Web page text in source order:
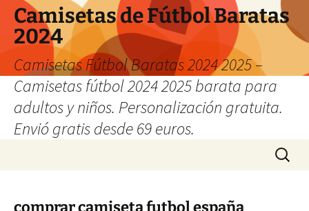
Camisetas de Fútbol Baratas
2024
Camisetas Fútbol Baratas 2024 2025 –
Camisetas fútbol 2024 2025 barata para
adultos y niños. Personalización gratuita.
Envió gratis desde 69 euros.
Buscar:
comprar camiseta futbol españa